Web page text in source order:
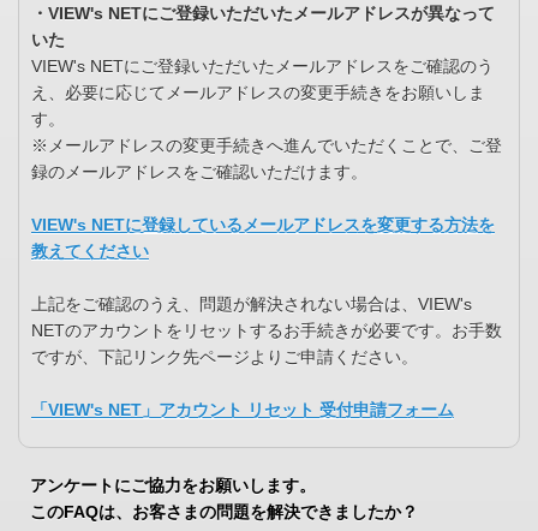
・VIEW's NETにご登録いただいたメールアドレスが異なって
いた
VIEW's NETにご登録いただいたメールアドレスをご確認のう
え、必要に応じてメールアドレスの変更手続きをお願いしま
す。
※メールアドレスの変更手続きへ進んでいただくことで、ご登
録のメールアドレスをご確認いただけます。
VIEW's NETに登録しているメールアドレスを変更する方法を
教えてください
上記をご確認のうえ、問題が解決されない場合は、VIEW's
NETのアカウントをリセットするお手続きが必要です。お手数
ですが、下記リンク先ページよりご申請ください。
「VIEW's NET」アカウント リセット 受付申請フォーム
アンケートにご協力をお願いします。
このFAQは、お客さまの問題を解決できましたか？